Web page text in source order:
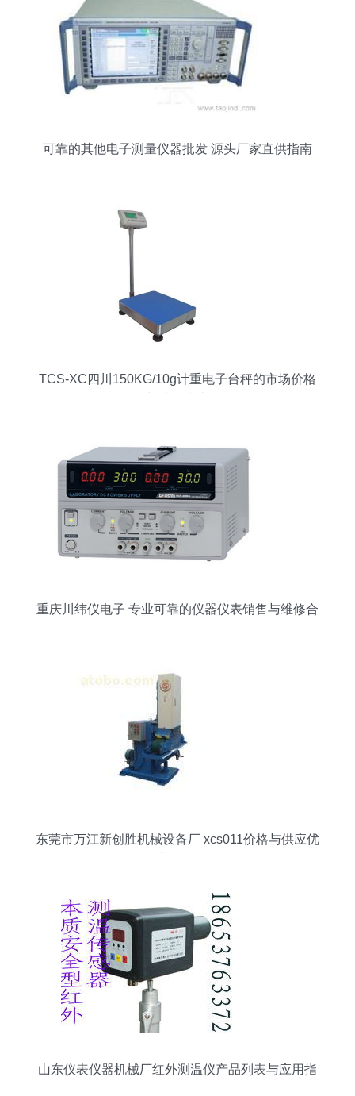
可靠的其他电子测量仪器批发 源头厂家直供指南
TCS-XC四川150KG/10g计重电子台秤的市场价格
重庆川纬仪电子 专业可靠的仪器仪表销售与维修合
东莞市万江新创胜机械设备厂 xcs011价格与供应优
山东仪表仪器机械厂红外测温仪产品列表与应用指